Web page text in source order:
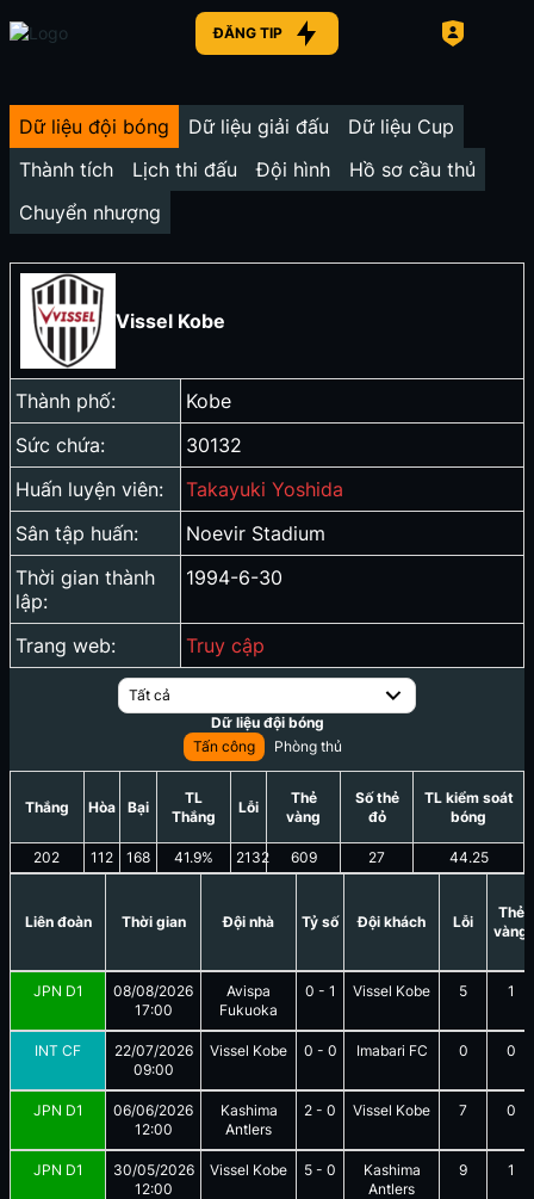
ĐĂNG TIP
Dữ liệu đội bóng Dữ liệu giải đấu
Dữ liệu Cup
Thành tích
Lịch thi đấu Đội hình
Hồ sơ cầu thủ
Chuyển nhượng
Vissel Kobe
Thành phố:
Kobe
Sức chứa:
30132
Huấn luyện viên:
Takayuki Yoshida
Sân tập huấn:
Noevir Stadium
Thời gian thành
lập:
1994-6-30
Trang web: Truy cập
Tất cả
Dữ liệu đội bóng
Tấn công
Phòng thủ
Thắng
202
Hòa
112
Bại
168
TL
Thắng
41.9%
Lỗi
2132
Thẻ
vàng
609
Số thẻ
đỏ
27
TL kiểm soát
bóng
44.25
Liên đoàn Thời gian Đội nhà Tỷ số Đội khách Lỗi
Thẻ
vàng
JPN D1
08/08/2026
17:00
Avispa
Fukuoka
0 - 1 Vissel Kobe 5 1
INT CF
22/07/2026
09:00
Vissel Kobe 0 - 0 Imabari FC 0 0
JPN D1
06/06/2026
12:00
Kashima
Antlers
2 - 0 Vissel Kobe 7 0
JPN D1
30/05/2026
12:00
Vissel Kobe 5 - 0
Kashima
Antlers
9 1